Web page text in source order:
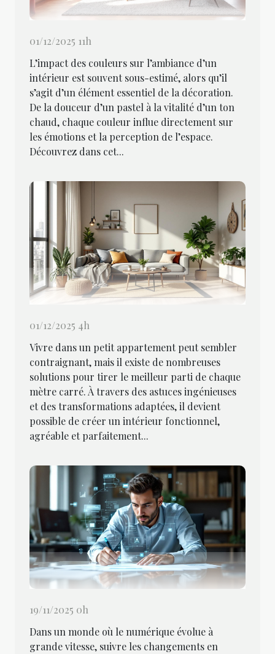
01/12/2025 11h
L’impact des couleurs sur l’ambiance d’un
intérieur est souvent sous-estimé, alors qu’il
s’agit d’un élément essentiel de la décoration.
De la douceur d’un pastel à la vitalité d’un ton
chaud, chaque couleur influe directement sur
les émotions et la perception de l’espace.
Découvrez dans cet...
01/12/2025 4h
Vivre dans un petit appartement peut sembler
contraignant, mais il existe de nombreuses
solutions pour tirer le meilleur parti de chaque
mètre carré. À travers des astuces ingénieuses
et des transformations adaptées, il devient
possible de créer un intérieur fonctionnel,
agréable et parfaitement...
19/11/2025 0h
Dans un monde où le numérique évolue à
grande vitesse, suivre les changements en